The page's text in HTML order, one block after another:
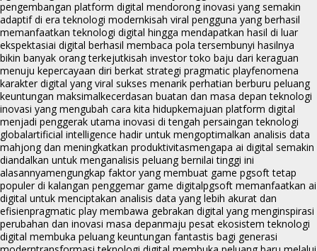
pengembangan platform digital mendorong inovasi yang semakin
adaptif di era teknologi modernkisah viral pengguna yang berhasil
memanfaatkan teknologi digital hingga mendapatkan hasil di luar
ekspektasiai digital berhasil membaca pola tersembunyi hasilnya
bikin banyak orang terkejutkisah investor toko baju dari keraguan
menuju kepercayaan diri berkat strategi pragmatic playfenomena
karakter digital yang viral sukses menarik perhatian berburu peluang
keuntungan maksimalkecerdasan buatan dan masa depan teknologi
inovasi yang mengubah cara kita hidupkemajuan platform digital
menjadi penggerak utama inovasi di tengah persaingan teknologi
globalartificial intelligence hadir untuk mengoptimalkan analisis data
mahjong dan meningkatkan produktivitasmengapa ai digital semakin
diandalkan untuk menganalisis peluang bernilai tinggi ini
alasannyamengungkap faktor yang membuat game pgsoft tetap
populer di kalangan penggemar game digitalpgsoft memanfaatkan ai
digital untuk menciptakan analisis data yang lebih akurat dan
efisienpragmatic play membawa gebrakan digital yang menginspirasi
perubahan dan inovasi masa depanmaju pesat ekosistem teknologi
digital membuka peluang keuntungan fantastis bagi generasi